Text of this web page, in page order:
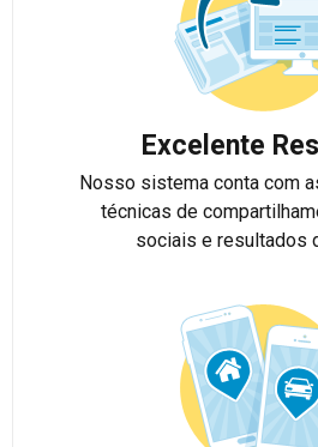
Excelente
Nosso sistema conta com
técnicas de
sociais e resultados